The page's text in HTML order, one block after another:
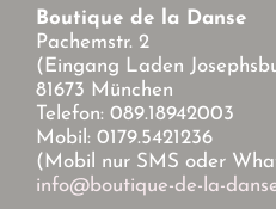
Boutique de la Danse
Pachemstr. 2
(Eingang Laden
81673 München
Telefon: 089.18942003
Mobil: 0179.5421236
(Mobil nur SMS oder
info@boutique-de-la-